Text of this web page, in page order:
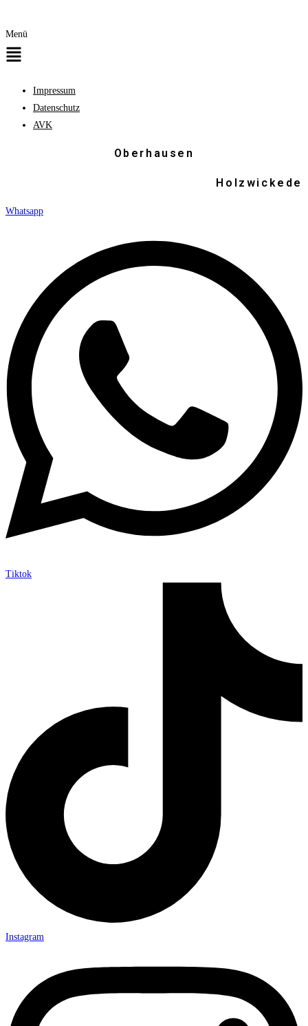
Menü
Impressum
Datenschutz
AVK
Oberhausen
Holzwickede
Whatsapp
Tiktok
Instagram